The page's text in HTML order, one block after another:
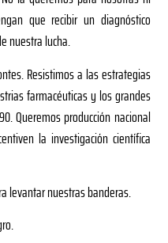
que recibir un diagnóstico
nuestra lucha.
Resistimos a las estrategias
farmacéuticas y los grandes
Queremos producción nacional
la investigación científica
levantar nuestras banderas.